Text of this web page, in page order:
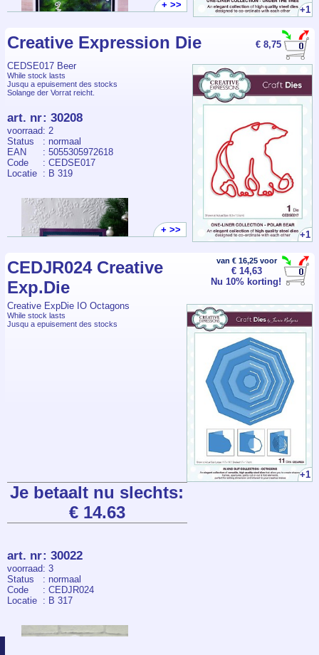
+1
+ >>
€ 8,75
Creative Expression Die
CEDSE017 Beer
+1
While stock lasts
Jusqu a epuisement des stocks
Solange der Vorrat reicht.
art. nr: 30208
voorraad: 2
Status
: normaal
EAN
: 5055305972618
Code
: CEDSE017
Locatie : B 319
+ >>
van € 16,25 voor
€ 14,63
Nu 10% korting!
CEDJR024 Creative
Exp.Die
Creative ExpDie IO Octagons
+1
While stock lasts
Jusqu a epuisement des stocks
Je betaalt nu slechts:
€ 14.63
art. nr: 30022
voorraad: 3
Status
: normaal
Code
: CEDJR024
Locatie : B 317